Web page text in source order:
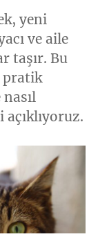
yeni
ve aile
taşır. Bu
pratik